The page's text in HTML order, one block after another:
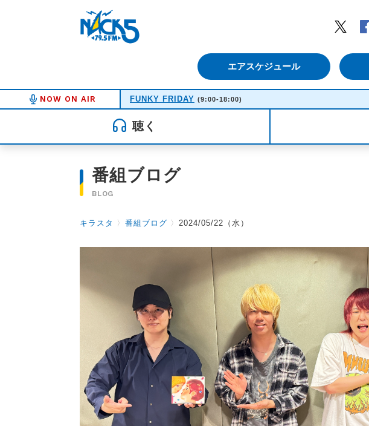
エアスケジュール
NOW ON AIR FUNKY FRIDAY (9:00-18:00)
聴く
番組ブログ
BLOG
キラスタ 〉 番組ブログ 〉 2024/05/22（水）